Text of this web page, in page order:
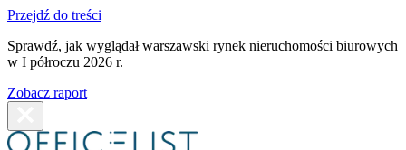
Przejdź do treści
Sprawdź, jak wyglądał warszawski rynek nieruchomości biurowych
w I półroczu 2026 r.
Zobacz raport